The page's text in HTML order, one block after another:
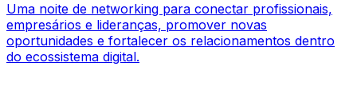
Uma noite de networking para conectar profissionais,
empresários e lideranças, promover novas
oportunidades e fortalecer os relacionamentos dentro
do ecossistema digital.